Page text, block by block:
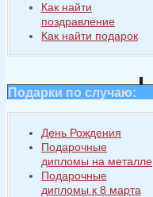
Как найти
поздравление
Как найти подарок
Подарки по случаю:
День Рождения
Подарочные
дипломы на металле
Подарочные
дипломы к 8 марта